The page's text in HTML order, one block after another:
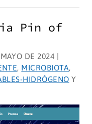
Pin of
DE 2024 |
, MICROBIOTA,
HIDRÓGENO Y